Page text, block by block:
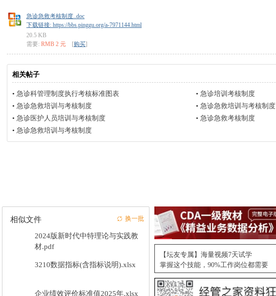
急诊急救考核制度..doc
下载链接: https://bbs.pinggu.org/a-7971144.html
20.5 KB
需要: RMB 2 元 [购买]
相关帖子
• 急诊科管理制度执行考核标准图表 • 急诊培训考核制度
• 急诊急救培训与考核制度 • 急诊急救培训与考核制度
• 急诊医护人员培训与考核制度 • 急诊急救考核制度
• 急诊急救培训与考核制度
相似文件 换一批
2024版新时代中特理论与实践教
材.pdf
3210数据指标(含指标说明).xlsx
企业绩效评价标准值2025年.xlsx
【坛友专属】海量视频7天试学
掌握这个技能，90%工作岗位都需要